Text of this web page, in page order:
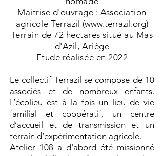
Maitrise d'ouvrage : Association
agricole Terrazil (www.terrazil.org)
Terrain de 72 hectares situé au Mas
d'Azil, Ariège
Etude réalisée en 2022
Le collectif Terrazil se compose de 10
associés et de nombreux enfants.
L’écolieu est à la fois un lieu de vie
familial et coopératif, un centre
d’accueil et de transmission et un
terrain d’expérimentation agricole.
Atelier 108 a d'abord été missionné